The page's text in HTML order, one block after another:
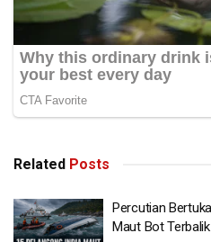
Related Posts
Percutian
Maut Bot